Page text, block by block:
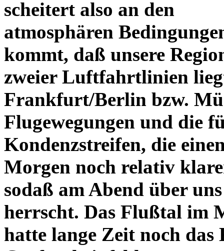
scheitert also an den
atmosphären
kommt, daß unsere
zweier Luftfahrtlinien
Frankfurt/Berlin bzw.
Flugewegungen und die
Kondenzstreifen, die
Morgen noch relativ
sodaß am Abend über
herrscht. Das Flußtal im
hatte lange Zeit noch